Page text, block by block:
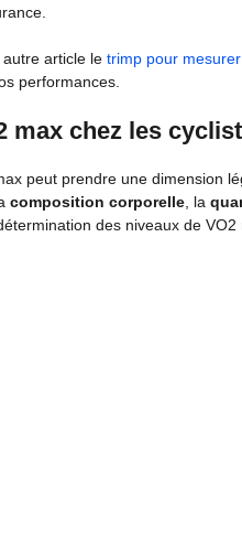
article le trimp pour mesurer
performances.
max chez les
peut prendre une dimension
composition corporelle, la
des niveaux de VO2